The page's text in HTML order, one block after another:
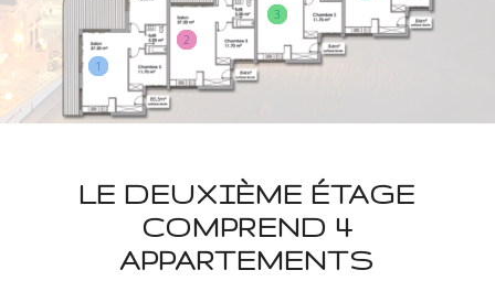
1
2
3
LE DEUXIÈME ÉTAGE
COMPREND 4
APPARTEMENTS